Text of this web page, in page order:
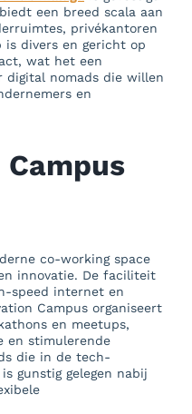
een breed scala aan
privékantoren
is divers en gericht op
wat het een
digital nomads die willen
en
co-working space
innovatie. De faciliteit
speed internet en
Campus organiseert
en meetups,
en stimulerende
die in de tech-
gunstig gelegen nabij